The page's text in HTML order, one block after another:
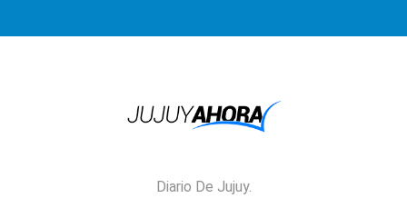
Jujuy Ahora!
Diario De Jujuy.